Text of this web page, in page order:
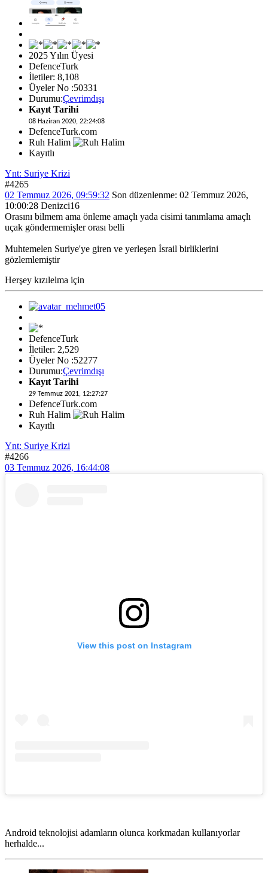
2025 Yılın Üyesi
DefenceTurk
İletiler: 8,108
Üyeler No :50331
Durumu:Çevrimdışı
Kayıt Tarihi
08 Haziran 2020, 22:24:08
DefenceTurk.com
Ruh Halim
Kayıtlı
Ynt: Suriye Krizi
#4265
02 Temmuz 2026, 09:59:32 Son düzenlenme: 02 Temmuz 2026,
10:00:28 Denizci16
Orasını bilmem ama önleme amaçlı yada cisimi tanımlama amaçlı
uçak göndermemişler orası belli
Muhtemelen Suriye'ye giren ve yerleşen İsrail birliklerini
gözlemlemiştir
Herşey kızılelma için
DefenceTurk
İletiler: 2,529
Üyeler No :52277
Durumu:Çevrimdışı
Kayıt Tarihi
29 Temmuz 2021, 12:27:27
DefenceTurk.com
Ruh Halim
Kayıtlı
Ynt: Suriye Krizi
#4266
03 Temmuz 2026, 16:44:08
View this post on Instagram
Android teknolojisi adamların olunca korkmadan kullanıyorlar
herhalde...